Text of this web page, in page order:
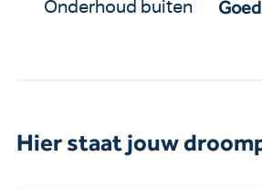
Onderhoud buiten
Hier staat jouw